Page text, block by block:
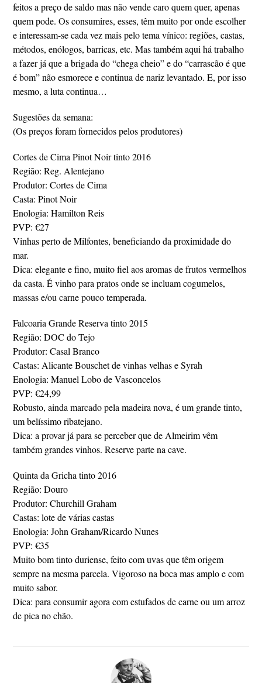
feitos a preço de saldo mas não vende caro quem quer, apenas
quem pode. Os consumires, esses, têm muito por onde escolher
e interessam-se cada vez mais pelo tema vínico: regiões, castas,
métodos, enólogos, barricas, etc. Mas também aqui há trabalho
a fazer já que a brigada do “chega cheio” e do “carrascão é que
é bom” não esmorece e continua de nariz levantado. E, por isso
mesmo, a luta continua…
Sugestões da semana:
(Os preços foram fornecidos pelos produtores)
Cortes de Cima Pinot Noir tinto 2016
Região: Reg. Alentejano
Produtor: Cortes de Cima
Casta: Pinot Noir
Enologia: Hamilton Reis
PVP: €27
Vinhas perto de Milfontes, beneficiando da proximidade do
mar.
Dica: elegante e fino, muito fiel aos aromas de frutos vermelhos
da casta. É vinho para pratos onde se incluam cogumelos,
massas e/ou carne pouco temperada.
Falcoaria Grande Reserva tinto 2015
Região: DOC do Tejo
Produtor: Casal Branco
Castas: Alicante Bouschet de vinhas velhas e Syrah
Enologia: Manuel Lobo de Vasconcelos
PVP: €24,99
Robusto, ainda marcado pela madeira nova, é um grande tinto,
um belíssimo ribatejano.
Dica: a provar já para se perceber que de Almeirim vêm
também grandes vinhos. Reserve parte na cave.
Quinta da Gricha tinto 2016
Região: Douro
Produtor: Churchill Graham
Castas: lote de várias castas
Enologia: John Graham/Ricardo Nunes
PVP: €35
Muito bom tinto duriense, feito com uvas que têm origem
sempre na mesma parcela. Vigoroso na boca mas amplo e com
muito sabor.
Dica: para consumir agora com estufados de carne ou um arroz
de pica no chão.